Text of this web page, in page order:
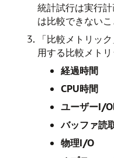
統計試行は実行
は比較できないこ
「比較メトリッ
用する比較メトリ
経過時間
CPU時間
ユーザーI/
バッファ読
物理I/O